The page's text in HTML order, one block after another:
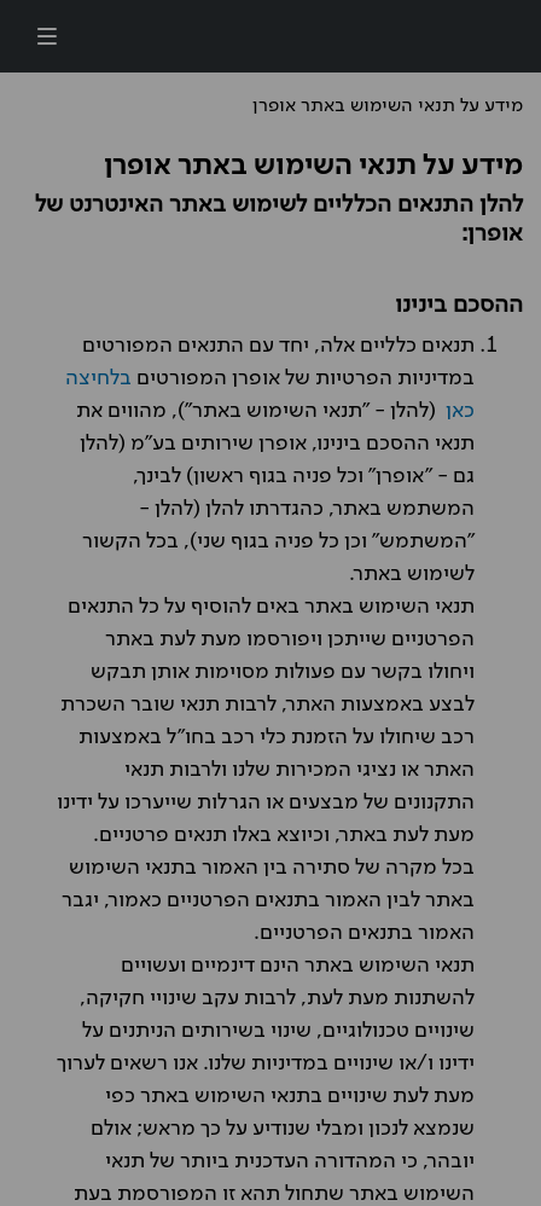
מידע על תנאי השימוש באתר אופרן
מידע על תנאי השימוש באתר אופרן
להלן התנאים הכלליים לשימוש באתר האינטרנט של
אופרן:
ההסכם בינינו
תנאים כלליים אלה, יחד עם התנאים המפורטים
במדיניות הפרטיות של אופרן המפורטים בלחיצה
כאן (להלן - "תנאי השימוש באתר"), מהווים את
תנאי ההסכם בינינו, אופרן שירותים בע"מ (להלן
גם - "אופרן" וכל פניה בגוף ראשון) לבינך,
המשתמש באתר, כהגדרתו להלן (להלן -
"המשתמש" וכן כל פניה בגוף שני), בכל הקשור
לשימוש באתר.
תנאי השימוש באתר באים להוסיף על כל התנאים
הפרטניים שייתכן ויפורסמו מעת לעת באתר
ויחולו בקשר עם פעולות מסוימות אותן תבקש
לבצע באמצעות האתר, לרבות תנאי שובר השכרת
רכב שיחולו על הזמנת כלי רכב בחו"ל באמצעות
האתר או נציגי המכירות שלנו ולרבות תנאי
התקנונים של מבצעים או הגרלות שייערכו על ידינו
מעת לעת באתר, וכיוצא באלו תנאים פרטניים.
בכל מקרה של סתירה בין האמור בתנאי השימוש
באתר לבין האמור בתנאים הפרטניים כאמור, יגבר
האמור בתנאים הפרטניים.
תנאי השימוש באתר הינם דינמיים ועשויים
להשתנות מעת לעת, לרבות עקב שינויי חקיקה,
שינויים טכנולוגיים, שינוי בשירותים הניתנים על
ידינו ו/או שינויים במדיניות שלנו. אנו רשאים לערוך
מעת לעת שינויים בתנאי השימוש באתר כפי
שנמצא לנכון ומבלי שנודיע על כך מראש; אולם
יובהר, כי המהדורה העדכנית ביותר של תנאי
השימוש באתר שתחול תהא זו המפורסמת בעת